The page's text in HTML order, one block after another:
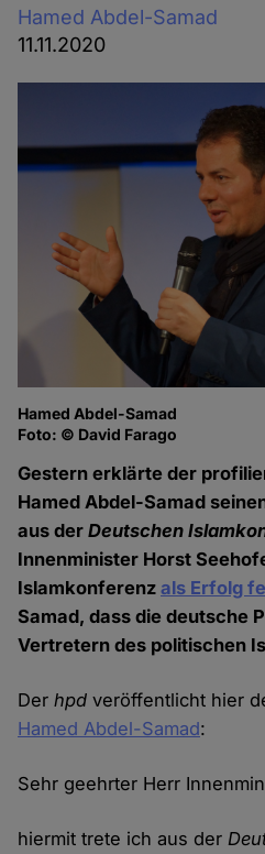
Hamed Abdel-Samad
11.11.2020
Hamed Abdel-Samad
Foto: © David Farago
Gestern erklärte der
Hamed Abdel-Samad
aus derDeutschen
Innenminister Horst
Islamkonferenzals Erfolg
Samad, dass die deutsche
Vertretern des politischen
Derhpd veröffentlicht hier
Hamed Abdel-Samad:
Sehr geehrter Herr
hiermit trete ich aus der